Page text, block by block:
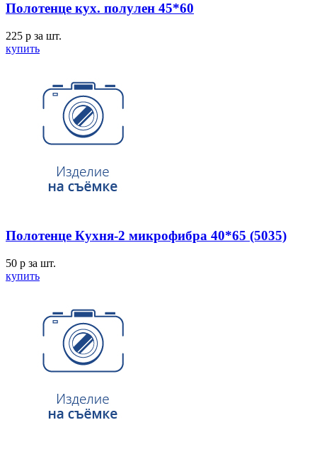
Полотенце кух. полулен 45*60
225 p за шт.
купить
Полотенце Кухня-2 микрофибра 40*65 (5035)
50 p за шт.
купить